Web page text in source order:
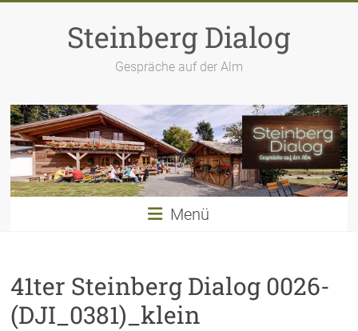
Steinberg Dialog
Gespräche auf der Alm
Menü
41ter Steinberg Dialog 0026-
(DJI_0381)_klein